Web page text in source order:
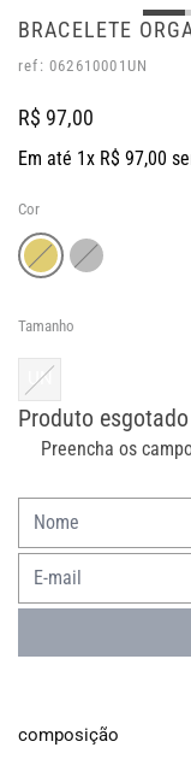
BRACELETE
ref: 062610001UN
R$ 97,00
Em até 1x R$ 97,00
Cor
Tamanho
UN
Produto esgotado
Preencha os
composição